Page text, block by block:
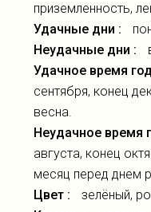
приземленность,
Удачные дни :
Неудачные дни :
Удачное время
сентября, конец
весна.
Неудачное время
августа, конец
месяц перед днем
Цвет :
зелёный,